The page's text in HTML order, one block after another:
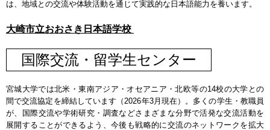
は、地域との交流や体験活動を通じて実践的な日本語能力を養います。
大崎市立おおさき日本語学校
国際交流・留学生センター
宮城大学では北米・東南アジア・オセアニア・北欧等の14校の大学との
間で交流協定を締結しています（2026年3月現在）。多くの学生・教職員
が、国際交流や学術研究・調査などさまざまな分野で活発な交流活動を
展開することができるよう、今後も戦略的に交流のネットワークを拡大